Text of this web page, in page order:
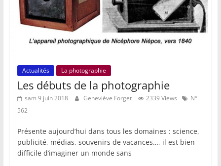
Actualités La photographie
Les débuts de la photographie
sam 9 juin 2018 Geneviève Forget 2339 Views
N°
562
Présente aujourd’hui dans tous les domaines : science,
publicité, médias, souvenirs de vacances…, il est bien
difficile d’imaginer un monde sans